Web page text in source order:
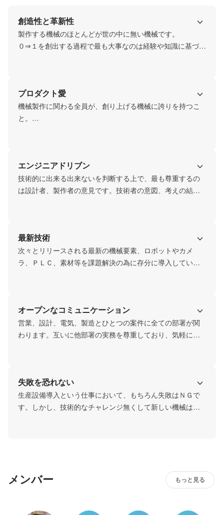
創造性と革新性
製作する機械のほとんどが世の中に無い機械です。
０⇒１を創出する過程で最も大事なのは経験や知識に基づい
プロダクト愛
機械製作に関わる全員が、創り上げる機械に誇りを持つこ
と。
エンジニアドリブン
技術的に出来る出来ないを判断する上で、最も尊重するの
は設計者、製作者の意見です。技術者の意図、考えの結晶
最新技術
次々とリリースされる最新の機械要素、ロボットやカメ
ラ、ＰＬＣ、素材等を課題解決の為に存分に導入していま
オープンなコミュニケーション
営業、設計、電気、製造とひとつの案件に全ての部署が関
わります。互いに他部署の実務を尊重しており、気軽に意
失敗を恐れない
生産設備導入という仕事において、もちろん失敗はＮＧで
す。しかし、技術的なチャレンジ無くして新しい機械は生
メンバー もっと見る